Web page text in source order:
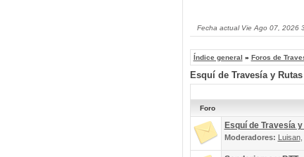
Fecha actual Vie Ago 07, 2026
Índice general » Foros de
Esquí de Travesía y
Foro
Esquí de Travesía
Moderadores: Luisan,